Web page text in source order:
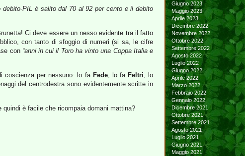
PIL è salito dal 70 al 92 per cento e il debito
Ci deve essere un nesso evidente tra il fatto
con tanto di sfoggio di numeri (si sa, le cifre
con “anni in cui il Toro ha vinto una Coppa Italia e
coscienza per nessuno: lo fa Fede, lo fa Feltri, lo
del centrodestra sono evidentemente scritte in
è facile che ricompaia domani mattina?
Giugno 2023
Maggio 2023
Aprile 2023
Dicembre 2022
Novembre 2022
Ottobre 2022
Settembre 2022
Agosto 2022
Luglio 2022
Giugno 2022
Aprile 2022
Marzo 2022
Febbraio 2022
Gennaio 2022
Dicembre 2021
Ottobre 2021
Settembre 2021
Agosto 2021
Luglio 2021
Giugno 2021
Maggio 2021